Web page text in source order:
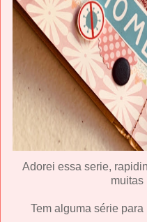
Adorei essa serie,
muitas
Tem alguma série